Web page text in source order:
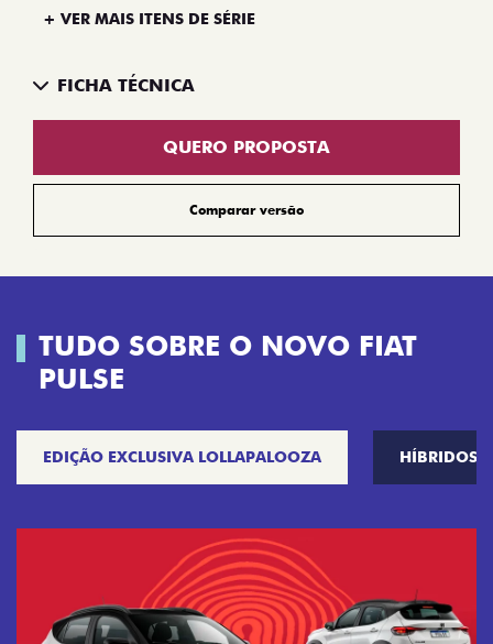
+ VER MAIS ITENS DE SÉRIE
FICHA TÉCNICA
QUERO PROPOSTA
Comparar versão
TUDO SOBRE O NOVO FIAT
PULSE
EDIÇÃO EXCLUSIVA LOLLAPALOOZA HÍBRIDOS